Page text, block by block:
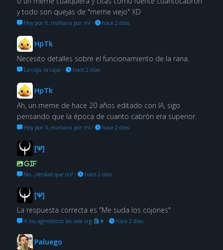
y todo son quejas de "meme viejo" XD
Hoy por ti, mañana por mí· hace 2 días
HpTk
Necesito detalles sobre el funcionamiento de la rana.
La caja, la caja! · hace 2 días
HpTk
Ah, un meme de hace 20 años editado con IA, sigo
pensando que la época de cuanto cabrón era superior.
Hoy por ti, mañana por mí· hace 2 días
[Ψ]
GIF
No. ¿Verdad que no?· hace 2 días
[Ψ]
La respuesta correcta es "Me suda los cojones"
A los agnosticos les vale vrg 🗿🍷 · hace 2 días
Paluego